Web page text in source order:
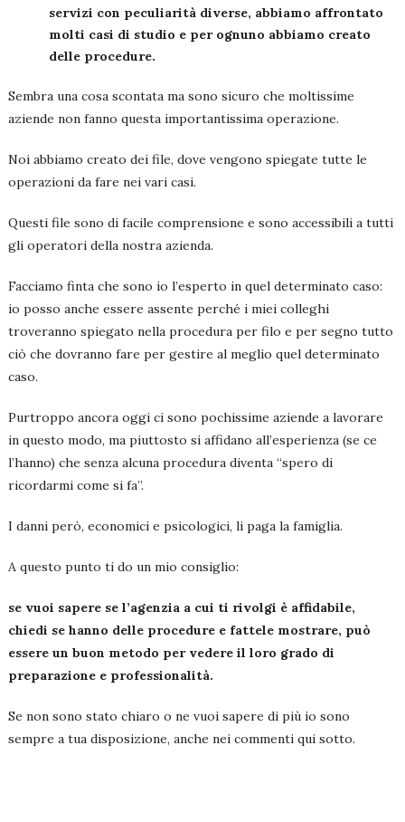
servizi con peculiarità diverse, abbiamo affrontato
molti casi di studio e per ognuno abbiamo creato
delle procedure.
Sembra una cosa scontata ma sono sicuro che moltissime
aziende non fanno questa importantissima operazione.
Noi abbiamo creato dei file, dove vengono spiegate tutte le
operazioni da fare nei vari casi.
Questi file sono di facile comprensione e sono accessibili a tutti
gli operatori della nostra azienda.
Facciamo finta che sono io l’esperto in quel determinato caso:
io posso anche essere assente perché i miei colleghi
troveranno spiegato nella procedura per filo e per segno tutto
ciò che dovranno fare per gestire al meglio quel determinato
caso.
Purtroppo ancora oggi ci sono pochissime aziende a lavorare
in questo modo, ma piuttosto si affidano all’esperienza (se ce
l’hanno) che senza alcuna procedura diventa “spero di
ricordarmi come si fa”.
I danni però, economici e psicologici, li paga la famiglia.
A questo punto ti do un mio consiglio:
se vuoi sapere se l’agenzia a cui ti rivolgi è affidabile,
chiedi se hanno delle procedure e fattele mostrare, può
essere un buon metodo per vedere il loro grado di
preparazione e professionalità.
Se non sono stato chiaro o ne vuoi sapere di più io sono
sempre a tua disposizione, anche nei commenti qui sotto.